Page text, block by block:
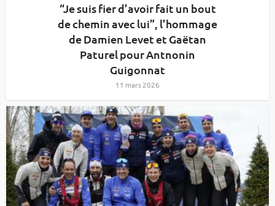
“Je suis fier d’avoir fait un bout
de chemin avec lui”, l’hommage
de Damien Levet et Gaëtan
Paturel pour Antnonin
Guigonnat
11 mars 2026